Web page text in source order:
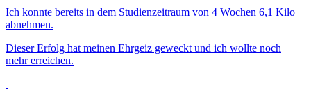
Ich konnte bereits in dem Studienzeitraum von 4 Wochen 6,1 Kilo
abnehmen.
Dieser Erfolg hat meinen Ehrgeiz geweckt und ich wollte noch
mehr erreichen.